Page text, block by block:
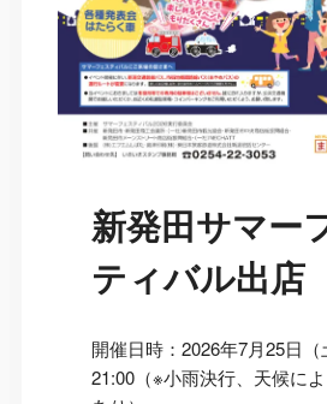
新発田サマー
ティバル出店
開催日時：2026年7月25日
21:00（※小雨決行、天候に